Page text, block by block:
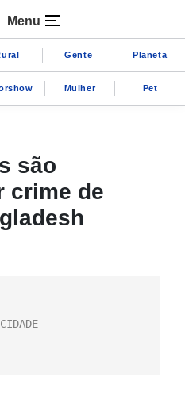
Menu
Gente Planeta
Mulher Pet
são
crime de